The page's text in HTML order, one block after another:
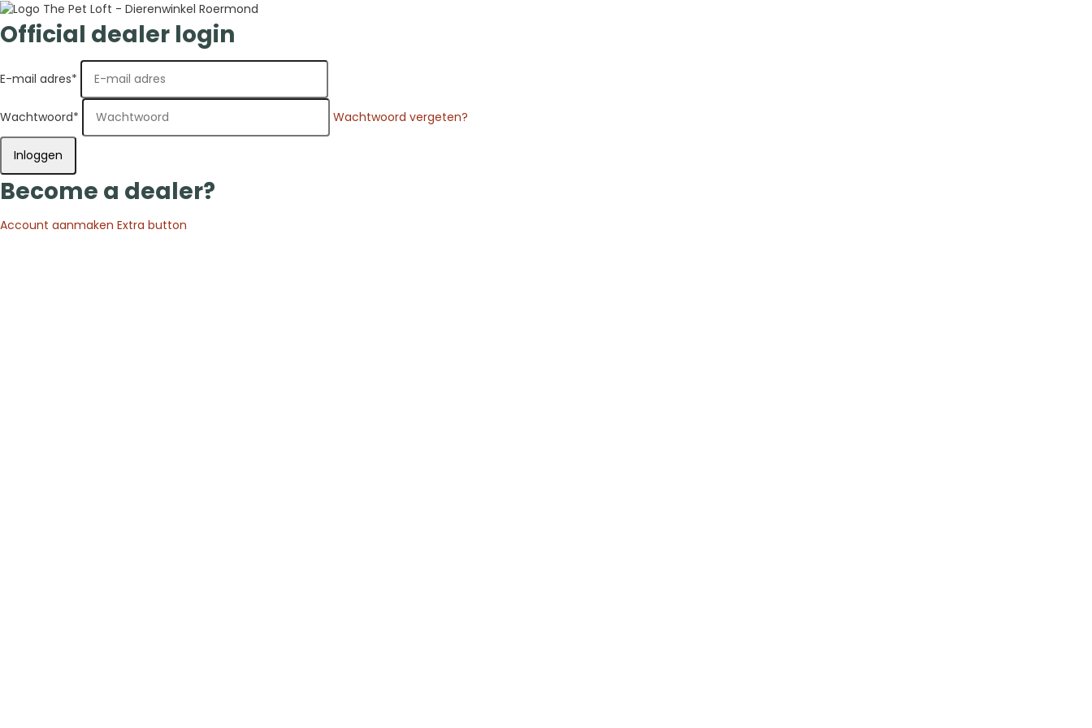
Official dealer login
E-mail adres*
Wachtwoord* Wachtwoord vergeten?
Inloggen
Become a dealer?
Account aanmaken Extra button